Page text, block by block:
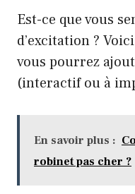
Est-ce que vous
d’excitation ?
vous pourrez
(interactif ou à
En savoir plus :
robinet pas cher ?